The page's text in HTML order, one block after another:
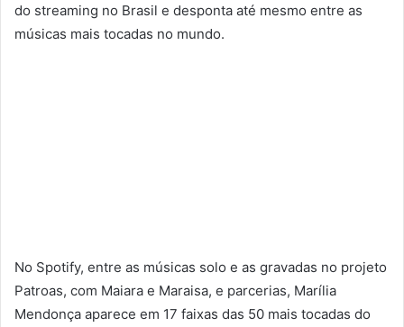
do streaming no Brasil e desponta até mesmo entre as
músicas mais tocadas no mundo.
No Spotify, entre as músicas solo e as gravadas no projeto
Patroas, com Maiara e Maraisa, e parcerias, Marília
Mendonça aparece em 17 faixas das 50 mais tocadas do